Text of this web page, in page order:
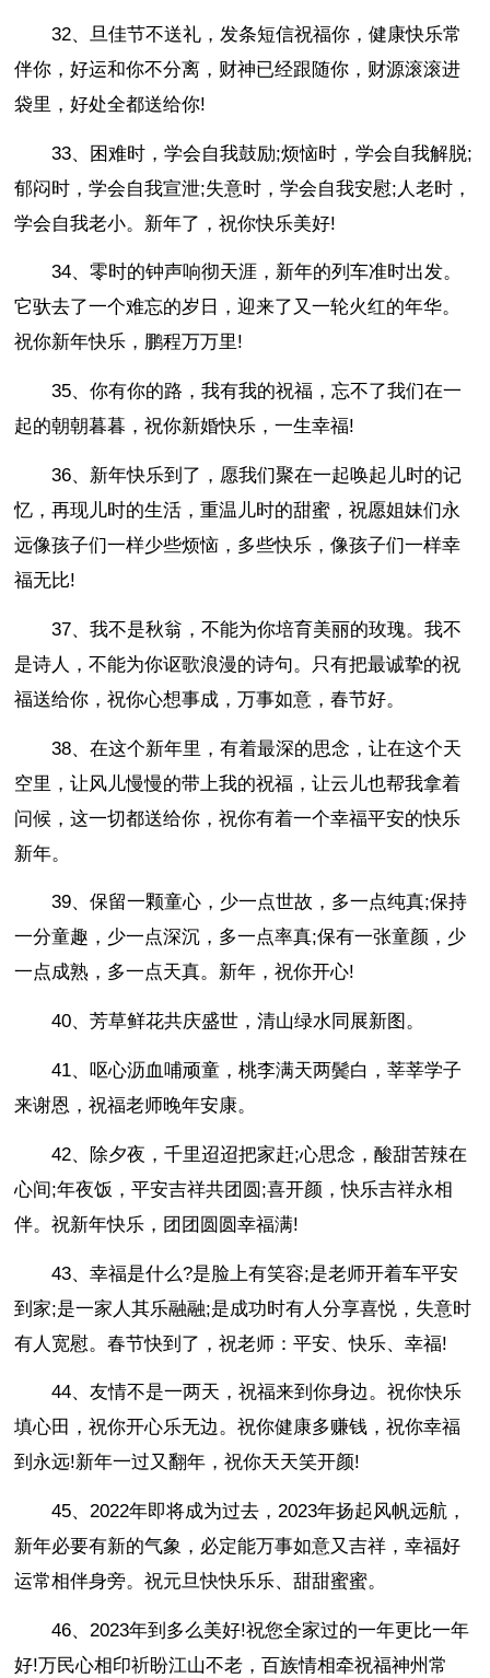
32、旦佳节不送礼，发条短信祝福你，健康快乐常
伴你，好运和你不分离，财神已经跟随你，财源滚滚进
袋里，好处全都送给你!
33、困难时，学会自我鼓励;烦恼时，学会自我解脱;
郁闷时，学会自我宣泄;失意时，学会自我安慰;人老时，
学会自我老小。新年了，祝你快乐美好!
34、零时的钟声响彻天涯，新年的列车准时出发。
它驮去了一个难忘的岁日，迎来了又一轮火红的年华。
祝你新年快乐，鹏程万万里!
35、你有你的路，我有我的祝福，忘不了我们在一
起的朝朝暮暮，祝你新婚快乐，一生幸福!
36、新年快乐到了，愿我们聚在一起唤起儿时的记
忆，再现儿时的生活，重温儿时的甜蜜，祝愿姐妹们永
远像孩子们一样少些烦恼，多些快乐，像孩子们一样幸
福无比!
37、我不是秋翁，不能为你培育美丽的玫瑰。我不
是诗人，不能为你讴歌浪漫的诗句。只有把最诚挚的祝
福送给你，祝你心想事成，万事如意，春节好。
38、在这个新年里，有着最深的思念，让在这个天
空里，让风儿慢慢的带上我的祝福，让云儿也帮我拿着
问候，这一切都送给你，祝你有着一个幸福平安的快乐
新年。
39、保留一颗童心，少一点世故，多一点纯真;保持
一分童趣，少一点深沉，多一点率真;保有一张童颜，少
一点成熟，多一点天真。新年，祝你开心!
40、芳草鲜花共庆盛世，清山绿水同展新图。
41、呕心沥血哺顽童，桃李满天两鬓白，莘莘学子
来谢恩，祝福老师晚年安康。
42、除夕夜，千里迢迢把家赶;心思念，酸甜苦辣在
心间;年夜饭，平安吉祥共团圆;喜开颜，快乐吉祥永相
伴。祝新年快乐，团团圆圆幸福满!
43、幸福是什么?是脸上有笑容;是老师开着车平安
到家;是一家人其乐融融;是成功时有人分享喜悦，失意时
有人宽慰。春节快到了，祝老师：平安、快乐、幸福!
44、友情不是一两天，祝福来到你身边。祝你快乐
填心田，祝你开心乐无边。祝你健康多赚钱，祝你幸福
到永远!新年一过又翻年，祝你天天笑开颜!
45、2022年即将成为过去，2023年扬起风帆远航，
新年必要有新的气象，必定能万事如意又吉祥，幸福好
运常相伴身旁。祝元旦快快乐乐、甜甜蜜蜜。
46、2023年到多么美好!祝您全家过的一年更比一年
好!万民心相印祈盼江山不老，百族情相牵祝福神州常